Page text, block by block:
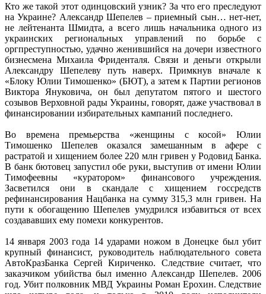
Кто же такой этот одинцовский узник? За что его преследуют
на Украине? Александр Шепелев – приемный сын… нет-нет,
не лейтенанта Шмидта, а всего лишь начальника одного из
украинских региональных управлений по борьбе с
оргпреступностью, удачно женившийся на дочери известного
бизнесмена Михаила Фриденталя. Связи и деньги открыли
Александру Шепелеву путь наверх. Примкнув вначале к
«Блоку Юлии Тимошенко» (БЮТ), а затем к Партии регионов
Виктора Януковича, он был депутатом пятого и шестого
созывов Верховной рады Украины, говорят, даже участвовал в
финансировании избирательных кампаний последнего.
Во времена премьерства «женщины с косой» Юлии
Тимошенко Шепелев оказался замешанным в афере с
растратой и хищением более 220 млн гривен у Родовид Банка.
В банк бютовец запустил обе руки, выступив от имени Юлии
Тимофеевны «куратором» финансового учреждения.
Засветился они в скандале с хищением госсредств
рефинансирования Нацбанка на сумму 315,3 млн гривен. На
пути к обогащению Шепелев умудрился избавиться от всех
создававших ему помехи конкурентов.
14 января 2003 года 14 ударами ножом в Донецке был убит
крупный финансист, руководитель наблюдательного совета
АвтоКразБанка Сергей Кириченко. Следствие считает, что
заказчиком убийства был именно Александр Шепелев. 2006
год. Убит полковник МВД Украины Роман Ерохин. Следствие